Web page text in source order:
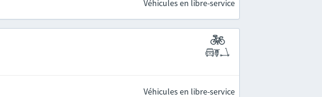
Véhicules en libre-service
Véhicules en libre-service